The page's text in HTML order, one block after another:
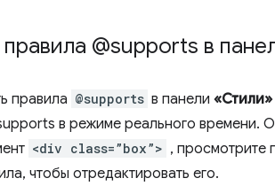
@supports в
правила @supports в панели «Стили»
в режиме реального времени.
<div class=”box”> , просмотрите
чтобы отредактировать его.